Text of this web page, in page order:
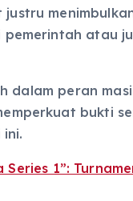
justru
atau
dalam peran
bukti
ini.
Series 1”: